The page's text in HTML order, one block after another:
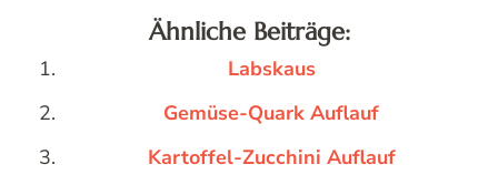
Ähnliche Beiträge:
Labskaus
Gemüse-Quark Auflauf
Kartoffel-Zucchini Auflauf